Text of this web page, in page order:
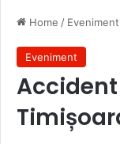
Home / Eveniment
Eveniment